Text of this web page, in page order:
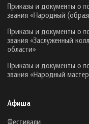
Приказы и документы о
звания «Народный
Приказы и документы о
звания «Заслуженный
области»
Приказы и документы о
звания «Народный
Афиша
Фестивали